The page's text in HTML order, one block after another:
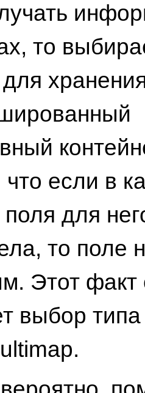
то
для
если в
поля для
то поле
Этот факт
выбор